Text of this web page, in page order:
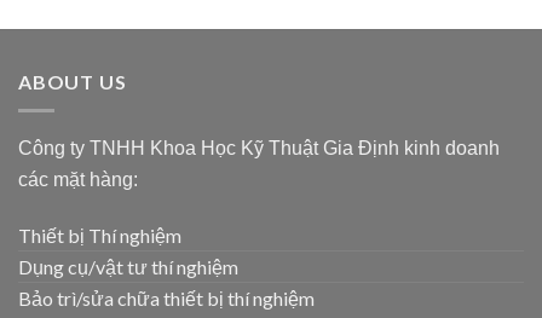
ABOUT US
Công ty TNHH Khoa Học Kỹ Thuật Gia Định kinh doanh
các mặt hàng:
Thiết bị Thí nghiệm
Dụng cụ/vật tư thí nghiệm
Bảo trì/sửa chữa thiết bị thí nghiệm